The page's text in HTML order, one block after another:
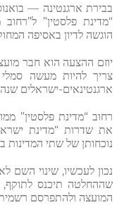
בבירת ארגנטינה —
“מדינת פלסטין”
הוגשה לדיון באסיפה
יוזם ההצעה הוא חבר
צריך להיות מעשה
ארגנטינאים-ישראלים
רחוב “מדינת פלסטין”
את שדרות “מדינת
נוכחותן של שתי המדינות
נכון לעכשיו, שינוי השם
שההחלטה תיכנס
המועצה ולהתפרסם